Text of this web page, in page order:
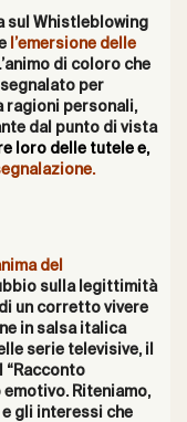
sul Whistleblowing
l’emersione delle
di coloro che
per
ragioni personali,
dal punto di vista
loro delle tutele e,
del
sulla legittimità
un corretto vivere
in salsa italica
serie televisive, il
“Racconto
emotivo. Riteniamo,
gli interessi che